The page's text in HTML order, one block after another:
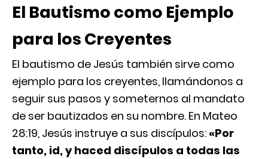
El Bautismo como Ejemplo
para los Creyentes
El bautismo de Jesús también sirve como
ejemplo para los creyentes, llamándonos a
seguir sus pasos y someternos al mandato
de ser bautizados en su nombre. En Mateo
28:19, Jesús instruye a sus discípulos: «Por
tanto, id, y haced discípulos a todas las